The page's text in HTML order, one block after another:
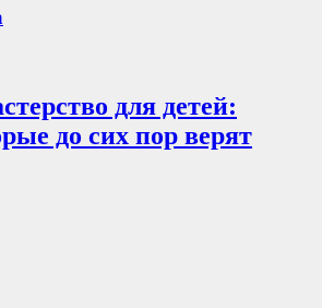
для детей:
до сих пор верят